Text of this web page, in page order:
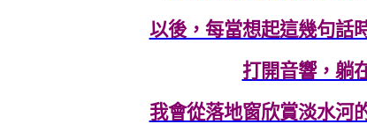
以後，每當想起這幾句話
打開音響，躺
我會從落地窗欣賞淡水河